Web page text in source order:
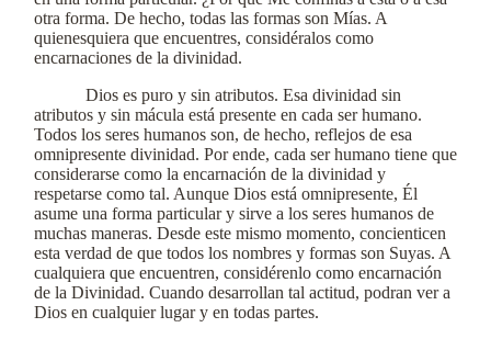
otra forma. De hecho, todas las formas son Mías. A
quienesquiera que encuentres, considéralos como
encarnaciones de la divinidad.
Dios es puro y sin atributos. Esa divinidad sin
atributos y sin mácula está presente en cada ser humano.
Todos los seres humanos son, de hecho, reflejos de esa
omnipresente divinidad. Por ende, cada ser humano tiene que
considerarse como la encarnación de la divinidad y
respetarse como tal. Aunque Dios está omnipresente, Él
asume una forma particular y sirve a los seres humanos de
muchas maneras. Desde este mismo momento, concienticen
esta verdad de que todos los nombres y formas son Suyas. A
cualquiera que encuentren, considérenlo como encarnación
de la Divinidad. Cuando desarrollan tal actitud, podran ver a
Dios en cualquier lugar y en todas partes.